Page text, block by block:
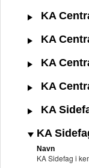
KA
KA
KA
KA
KA
KA
Navn
KA Sidefag i